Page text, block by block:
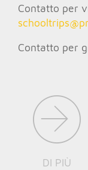
Contatto per
schooltrips@
Contatto per
DI PIÙ